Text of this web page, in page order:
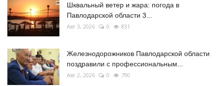
Шквальный ветер и жара: погода в
Павлодарской области 3...
Авг 3, 2026 0 831
Железнодорожников Павлодарской области
поздравили с профессиональным...
Авг 2, 2026 0 790